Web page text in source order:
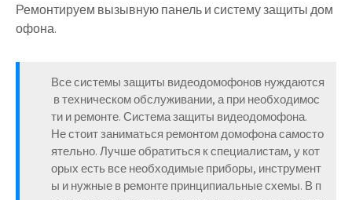
Ремонтируем вызывную панель и систему защиты дом
офона.
Все системы защиты видеодомофонов нуждаются
в техническом обслуживании, а при необходимос
ти и ремонте. Система защиты видеодомофона.
Не стоит заниматься ремонтом домофона самосто
ятельно. Лучше обратиться к специалистам, у кот
орых есть все необходимые приборы, инструмент
ы и нужные в ремонте принципиальные схемы. В п